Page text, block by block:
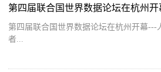
第四届联合国世界数据论坛在杭州
第四届联合国世界数据论坛在杭州开幕---
者...